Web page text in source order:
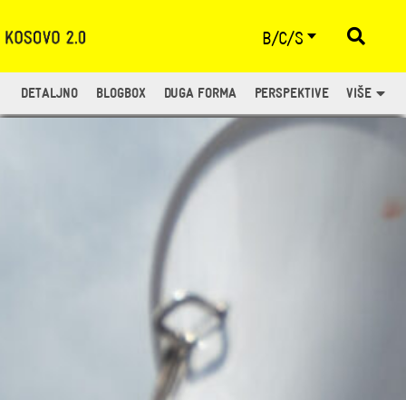
B/C/S
DETALJNO BLOGBOX DUGA FORMA PERSPEKTIVE VIŠE